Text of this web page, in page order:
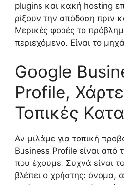
plugins και κακή hosting
ρίξουν την απόδοση πριν
Μερικές φορές το
περιεχόμενο. Είναι το
Google
Profile,
Τοπικές
Αν μιλάμε για τοπική
Business Profile είναι από
που έχουμε. Συχνά είναι
βλέπει ο χρήστης: όνομα,